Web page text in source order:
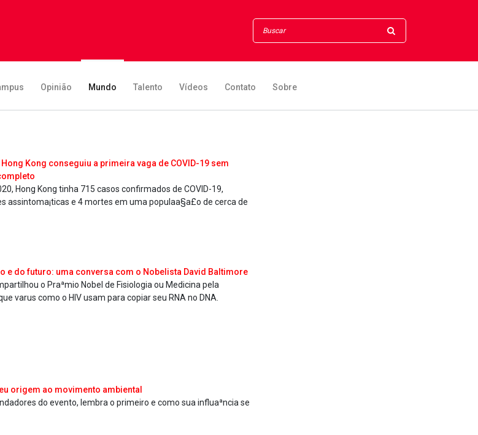
Opinião Mundo Talento Vídeos Contato Sobre
Kong conseguiu a primeira vaga de COVID-19 sem
Hong Kong tinha 715 casos confirmados de COVID-19,
assintoma¡ticas e 4 mortes em uma populaa§a£o de cerca de
e do futuro: uma conversa com o Nobelista David Baltimore
o Praªmio Nobel de Fisiologia ou Medicina pela
va­rus como o HIV usam para copiar seu RNA no DNA.
origem ao movimento ambiental
do evento, lembra o primeiro e como sua influaªncia se